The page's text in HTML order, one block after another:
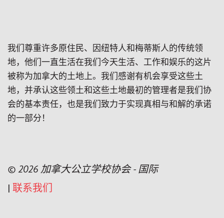
我们尊重许多原住民、因纽特人和梅蒂斯人的传统领
地，他们一直生活在我们今天生活、工作和娱乐的这片
被称为加拿大的土地上。我们感谢有机会享受这些土
地，并承认这些领土和这些土地最初的管理者是我们协
会的基本责任，也是我们致力于实现真相与和解的承诺
的一部分！
© 2026 加拿大公立学校协会 - 国际
| 联系我们